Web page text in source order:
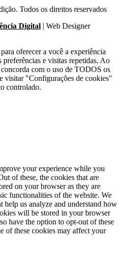
Todos os direitos reservados
Digital | Web Designer
oferecer a você a experiência
preferências e visitas repetidas. Ao
com o uso de TODOS os
visitar "Configurações de cookies"
controlado.
your experience while you
of these, the cookies that are
on your browser as they are
functionalities of the website. We
help us analyze and understand how
will be stored in your browser
have the option to opt-out of these
of these cookies may affect your